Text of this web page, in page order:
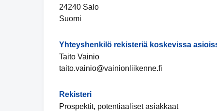
24240 Salo
Suomi
Yhteyshenkilö rekisteriä koskevissa
Taito Vainio
taito.vainio@vainionliikenne.fi
Rekisteri
Prospektit, potentiaaliset asiakkaat